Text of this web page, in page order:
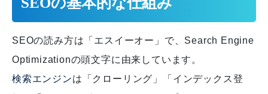
SEOの読み方は「エスイーオー」で、Search Engine
Optimizationの頭文字に由来しています。
検索エンジンは「クローリング」「インデックス登